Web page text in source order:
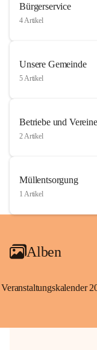
Bürgerservice
4 Artikel
Unsere Gemeinde
5 Artikel
Betriebe und Vereine
2 Artikel
Müllentsorgung
1 Artikel
Alben
Veranstaltungskalender